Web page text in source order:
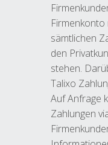
Firmenkonto
sämtlichen
den
stehen.
Talixo
Auf Anfrage
Zahlungen